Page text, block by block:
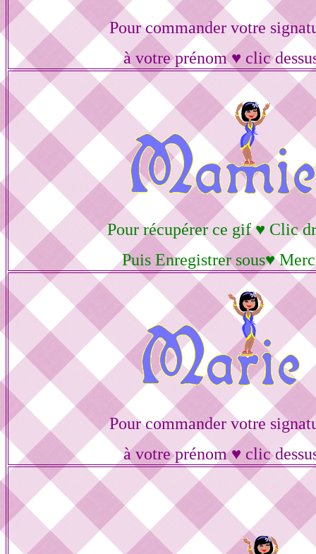
Pour commander votre
à votre prénom ♥ clic
Pour récupérer ce gif ♥ Clic
Puis Enregistrer sous♥
Pour commander votre
à votre prénom ♥ clic